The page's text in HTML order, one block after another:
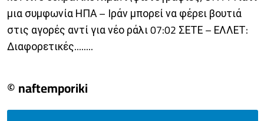
μια συμφωνία ΗΠΑ – Ιράν μπορεί να φέρει βουτιά
στις αγορές αντί για νέο ράλι 07:02 ΣΕΤΕ – ΕΛΛΕΤ:
Διαφορετικές........
© naftemporiki